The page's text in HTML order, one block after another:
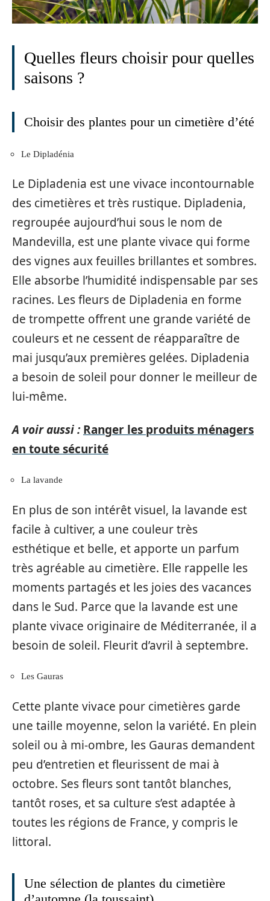
Quelles fleurs choisir pour quelles
saisons ?
Choisir des plantes pour un cimetière d’été
Le Dipladénia
Le Dipladenia est une vivace incontournable
des cimetières et très rustique. Dipladenia,
regroupée aujourd’hui sous le nom de
Mandevilla, est une plante vivace qui forme
des vignes aux feuilles brillantes et sombres.
Elle absorbe l’humidité indispensable par ses
racines. Les fleurs de Dipladenia en forme
de trompette offrent une grande variété de
couleurs et ne cessent de réapparaître de
mai jusqu’aux premières gelées. Dipladenia
a besoin de soleil pour donner le meilleur de
lui-même.
A voir aussi : Ranger les produits ménagers
en toute sécurité
La lavande
En plus de son intérêt visuel, la lavande est
facile à cultiver, a une couleur très
esthétique et belle, et apporte un parfum
très agréable au cimetière. Elle rappelle les
moments partagés et les joies des vacances
dans le Sud. Parce que la lavande est une
plante vivace originaire de Méditerranée, il a
besoin de soleil. Fleurit d’avril à septembre.
Les Gauras
Cette plante vivace pour cimetières garde
une taille moyenne, selon la variété. En plein
soleil ou à mi-ombre, les Gauras demandent
peu d’entretien et fleurissent de mai à
octobre. Ses fleurs sont tantôt blanches,
tantôt roses, et sa culture s’est adaptée à
toutes les régions de France, y compris le
littoral.
Une sélection de plantes du cimetière